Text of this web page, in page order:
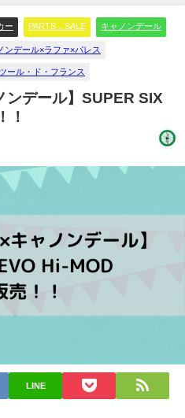
ー PARTS，SALE キャノンデール
ンデール×ラファ×パレス
ール・ド・フランス
ンデール】SUPER SIX
！
LINE